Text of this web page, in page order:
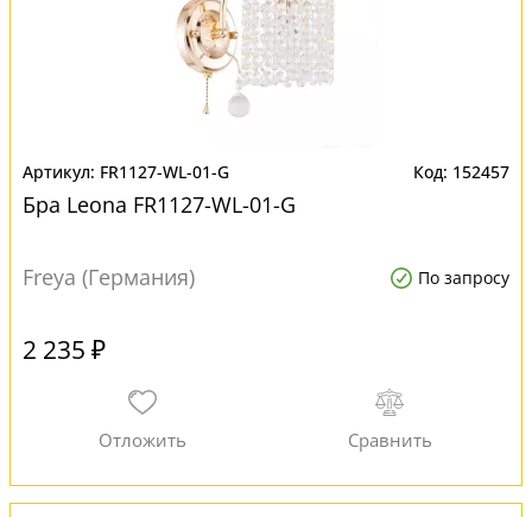
FR1127-WL-01-G 152457
Бра Leona FR1127-WL-01-G
Freya (Германия) По запросу
2 235 ₽